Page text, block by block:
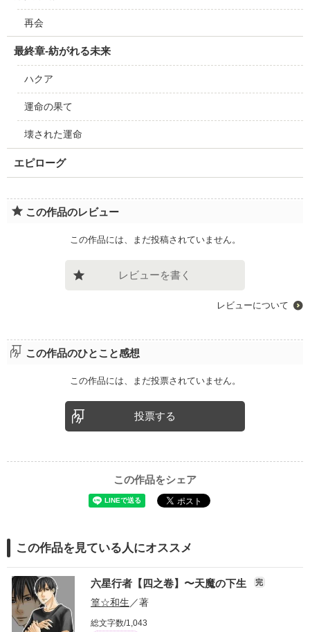
再会
最終章‐紡がれる未来
ハクア
運命の果て
壊された運命
エピローグ
この作品のレビュー
この作品には、まだ投稿されていません。
レビューを書く
レビューについて
この作品のひとこと感想
この作品には、まだ投票されていません。
投票する
この作品をシェア
この作品を見ている人にオススメ
六星行者【四之卷】〜天魔の下生 完
篁☆和生 ／著
総文字数/1,043